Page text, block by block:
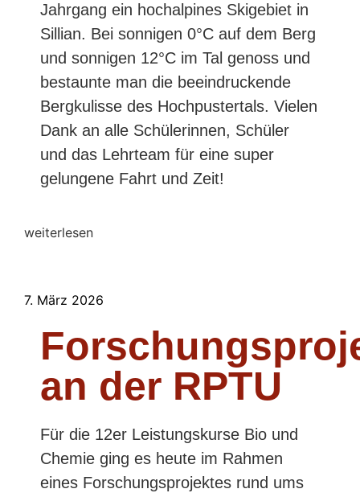
Jahrgang ein hochalpines Skigebiet in
Sillian. Bei sonnigen 0°C auf dem Berg
und sonnigen 12°C im Tal genoss und
bestaunte man die beeindruckende
Bergkulisse des Hochpustertals. Vielen
Dank an alle Schülerinnen, Schüler
und das Lehrteam für eine super
gelungene Fahrt und Zeit!
weiterlesen
7. März 2026
an der RPTU
Für die 12er Leistungskurse Bio und
Chemie ging es heute im Rahmen
eines Forschungsprojektes rund ums